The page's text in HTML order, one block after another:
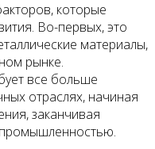
которые
Во-первых, это
материалы,
рынке.
все больше
отраслях, начиная
заканчивая